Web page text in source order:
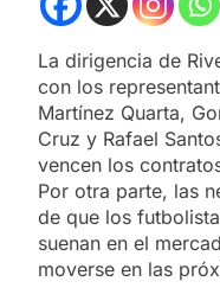
La dirigencia de
con los
Martínez Quarta,
Cruz y Rafael
vencen los
Por otra parte, las
de que los
suenan en el
moverse en las